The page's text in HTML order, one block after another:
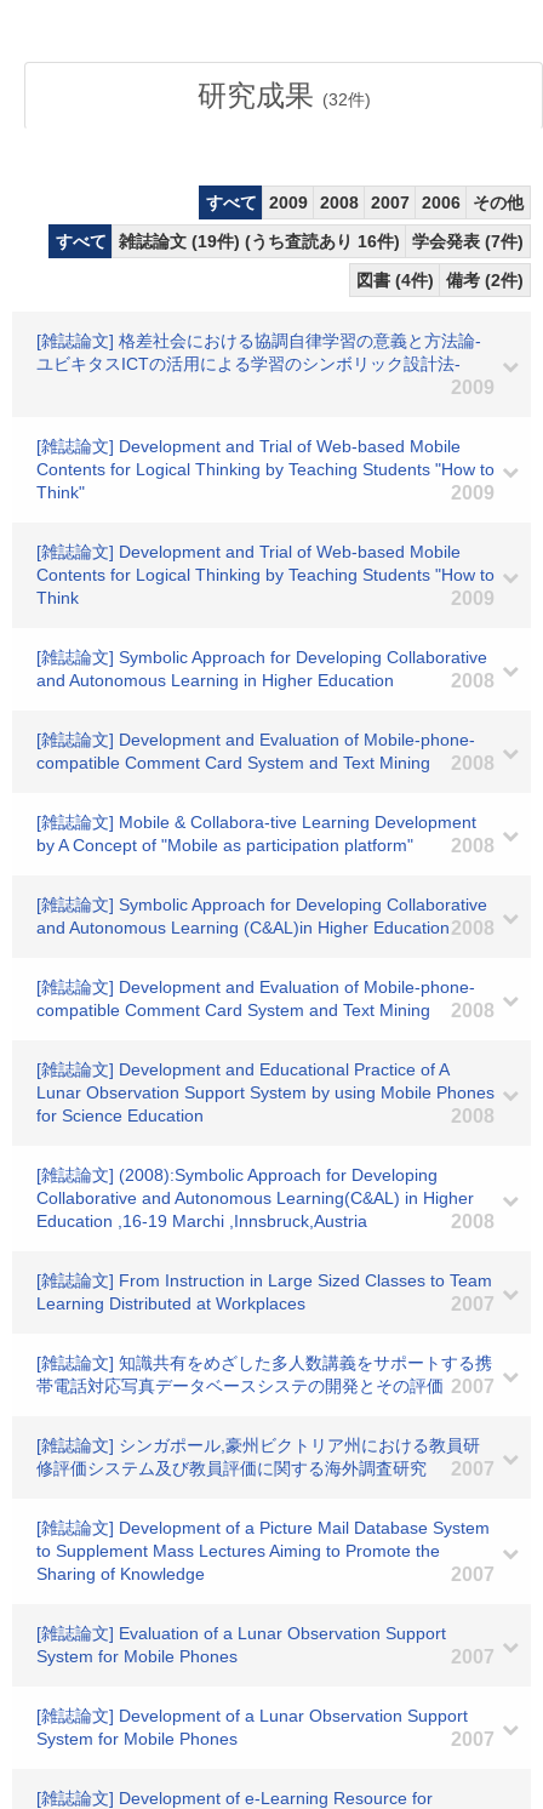
研究成果 (32件)
すべて 2009 2008 2007 2006
その他
すべて
雑誌論文 (19件) (うち査読あり 16件)
学会発表 (7件)
図書 (4件)
備考 (2件)
[雑誌論文] 格差社会における協調自律学習の意義と方法論-
ユビキタスICTの活用による学習のシンボリック設計法-
2009
[雑誌論文] Development and Trial of Web-based Mobile
Contents for Logical Thinking by Teaching Students "How to
Think"
2009
[雑誌論文] Development and Trial of Web-based Mobile
Contents for Logical Thinking by Teaching Students "How to
Think
2009
[雑誌論文] Symbolic Approach for Developing Collaborative
and Autonomous Learning in Higher Education
2008
[雑誌論文] Development and Evaluation of Mobile-phone-
compatible Comment Card System and Text Mining
2008
[雑誌論文] Mobile & Collabora-tive Learning Development
by A Concept of "Mobile as participation platform"
2008
[雑誌論文] Symbolic Approach for Developing Collaborative
and Autonomous Learning (C&AL)in Higher Education2008
[雑誌論文] Development and Evaluation of Mobile-phone-
compatible Comment Card System and Text Mining
2008
[雑誌論文] Development and Educational Practice of A
Lunar Observation Support System by using Mobile Phones
for Science Education
2008
[雑誌論文] (2008):Symbolic Approach for Developing
Collaborative and Autonomous Learning(C&AL) in Higher
Education ,16-19 Marchi ,Innsbruck,Austria
2008
[雑誌論文] From Instruction in Large Sized Classes to Team
Learning Distributed at Workplaces
2007
[雑誌論文] 知識共有をめざした多人数講義をサポートする携
帯電話対応写真データベースシステの開発とその評価 2007
[雑誌論文] シンガポール,豪州ビクトリア州における教員研
修評価システム及び教員評価に関する海外調査研究
2007
[雑誌論文] Development of a Picture Mail Database System
to Supplement Mass Lectures Aiming to Promote the
Sharing of Knowledge
2007
[雑誌論文] Evaluation of a Lunar Observation Support
System for Mobile Phones
2007
[雑誌論文] Development of a Lunar Observation Support
System for Mobile Phones
2007
[雑誌論文] Development of e-Learning Resource for